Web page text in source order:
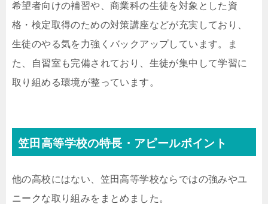
希望者向けの補習や、商業科の生徒を対象とした資
格・検定取得のための対策講座などが充実しており、
生徒のやる気を力強くバックアップしています。ま
た、自習室も完備されており、生徒が集中して学習に
取り組める環境が整っています。
笠田高等学校の特長・アピールポイント
他の高校にはない、笠田高等学校ならではの強みやユ
ニークな取り組みをまとめました。